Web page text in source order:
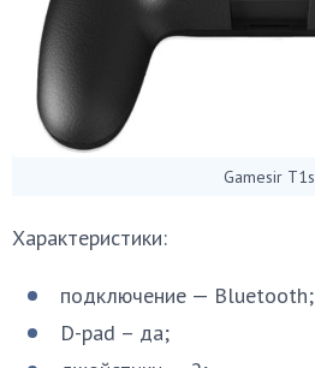
Gamesir T1s
Характеристики:
подключение — Bluetooth;
D-pad – да;